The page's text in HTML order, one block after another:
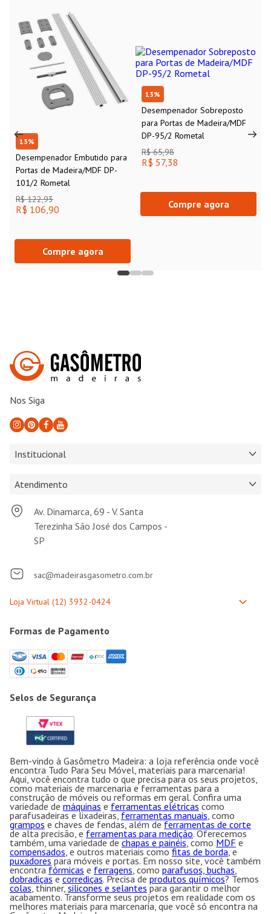
13%
Desempenador Embutido para
Portas de Madeira/MDF DP-
101/2 Rometal
R$ 122,93
R$ 106,90
Compre agora
13%
Desempenador Sobreposto
para Portas de Madeira/MDF
DP-95/2 Rometal
R$ 65,98
R$ 57,38
Compre agora
Nos Siga
Institucional
Atendimento
Av. Dinamarca, 69 - V. Santa
Terezinha São José dos Campos -
SP
sac@madeirasgasometro.com.br
Formas de Pagamento
Selos de Segurança
Bem-vindo à Gasômetro Madeira: a loja referência onde você
encontra Tudo Para Seu Móvel, materiais para marcenaria!
Aqui, você encontra tudo o que precisa para os seus projetos,
como materiais de marcenaria e ferramentas para a
construção de móveis ou reformas em geral. Confira uma
variedade de máquinas e ferramentas elétricas como
parafusadeiras e lixadeiras, ferramentas manuais, como
grampos e chaves de fendas, além de ferramentas de corte
de alta precisão, e ferramentas para medição. Oferecemos
também, uma variedade de chapas e painéis, como MDF e
compensados, e outros materiais como fitas de borda, e
puxadores para móveis e portas. Em nosso site, você também
encontra fórmicas e ferragens, como parafusos, buchas,
dobradiças e corrediças. Precisa de produtos químicos? Temos
colas, thinner, silicones e selantes para garantir o melhor
acabamento. Transforme seus projetos em realidade com os
melhores materiais para marcenaria, que você só encontra na